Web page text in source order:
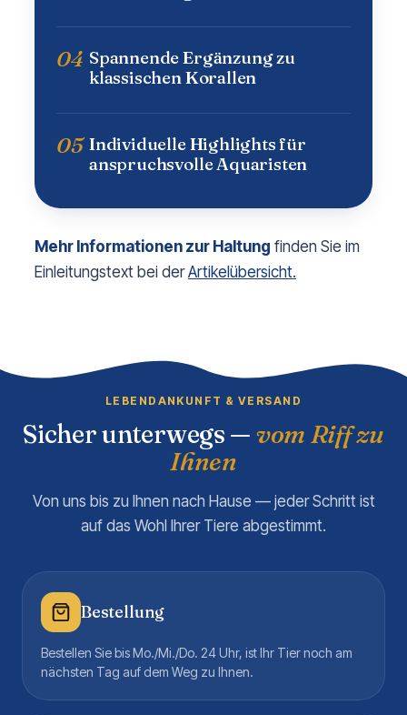
04 Spannende Ergänzung zu
klassischen Korallen
05 Individuelle Highlights für
anspruchsvolle Aquaristen
Mehr Informationen zur Haltung finden Sie im
Einleitungstext bei derArtikelübersicht.
LEBENDANKUNFT & VERSAND
Sicher unterwegs — vom Riff zu
Ihnen
Von uns bis zu Ihnen nach Hause — jeder Schritt ist
auf das Wohl Ihrer Tiere abgestimmt.
Bestellung
Bestellen Sie bis Mo./Mi./Do. 24 Uhr, ist Ihr Tier noch am
nächsten Tag auf dem Weg zu Ihnen.